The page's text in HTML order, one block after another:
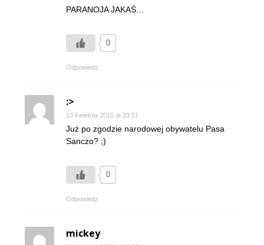
PARANOJA JAKAŚ…
0
Odpowiedz
:>
13 kwietnia 2010 at 23:51
Już po zgodzie narodowej obywatelu Pasa
Sanczo? ;)
0
Odpowiedz
mickey